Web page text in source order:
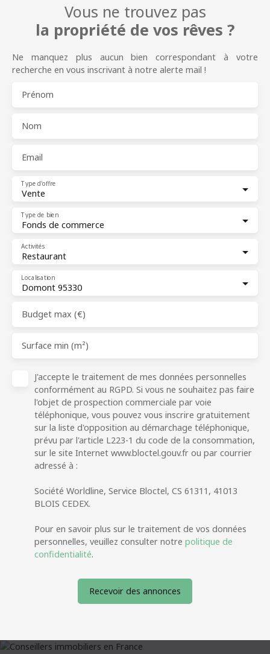
Vous ne trouvez pas
la propriété de vos rêves ?
Ne manquez plus aucun bien correspondant à votre
recherche en vous inscrivant à notre alerte mail !
Prénom
Nom
Email
Vente
Type d'offre
Fonds de commerce
Type de bien
Restaurant
Activités
Domont 95330
Localisation
Budget max (€)
Surface min (m²)
J'accepte le traitement de mes données personnelles
conformément au RGPD. Si vous ne souhaitez pas faire
l'objet de prospection commerciale par voie
téléphonique, vous pouvez vous inscrire gratuitement
sur la liste d'opposition au démarchage téléphonique,
prévu par l'article L223-1 du code de la consommation,
sur le site Internet www.bloctel.gouv.fr ou par courrier
adressé à :
Société Worldline, Service Bloctel, CS 61311, 41013
BLOIS CEDEX.
Pour en savoir plus sur le traitement de vos données
personnelles, veuillez consulter notre politique de
confidentialité.
Recevoir des annonces